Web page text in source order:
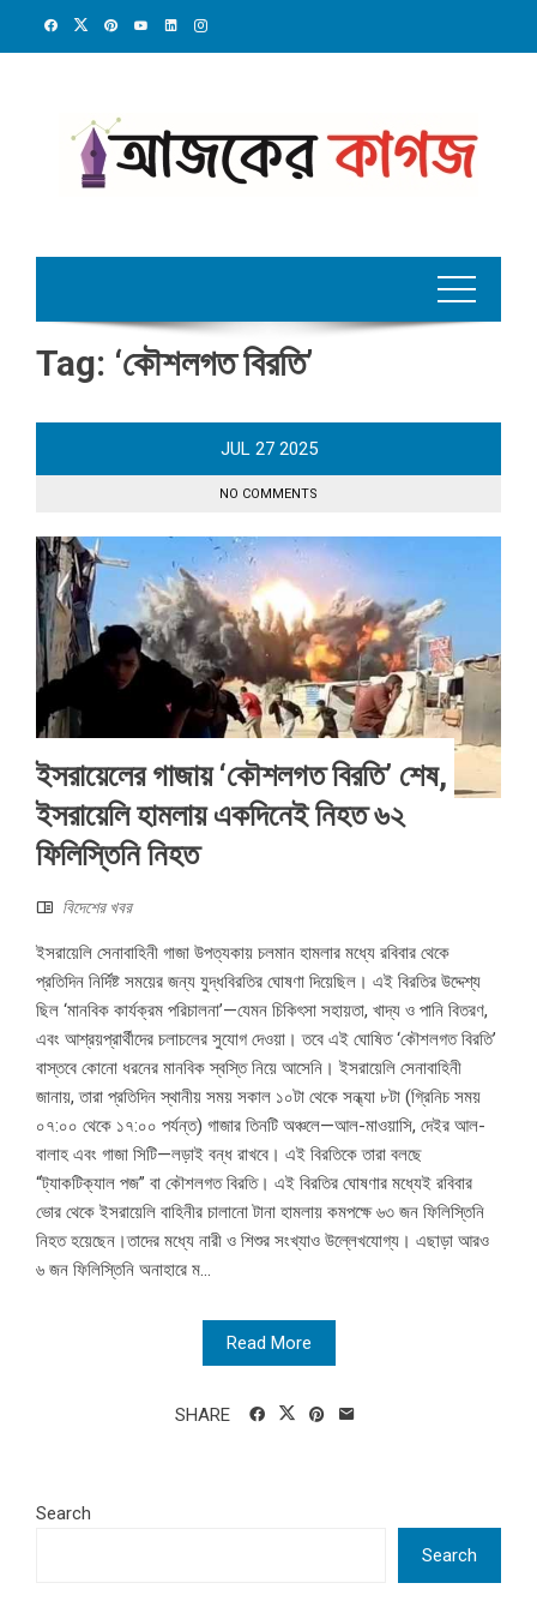
Tag: ‘কৌশলগত বিরতি’
JUL 27 2025
NO COMMENTS
ইসরায়েলের গাজায় ‘কৌশলগত বিরতি’ শেষ,
ইসরায়েলি হামলায় একদিনেই নিহত ৬২
ফিলিস্তিনি নিহত
বিদেশের খবর
ইসরায়েলি সেনাবাহিনী গাজা উপত্যকায় চলমান হামলার মধ্যে রবিবার থেকে
প্রতিদিন নির্দিষ্ট সময়ের জন্য যুদ্ধবিরতির ঘোষণা দিয়েছিল। এই বিরতির উদ্দেশ্য
ছিল ‘মানবিক কার্যক্রম পরিচালনা’—যেমন চিকিৎসা সহায়তা, খাদ্য ও পানি বিতরণ,
এবং আশ্রয়প্রার্থীদের চলাচলের সুযোগ দেওয়া। তবে এই ঘোষিত ‘কৌশলগত বিরতি’
বাস্তবে কোনো ধরনের মানবিক স্বস্তি নিয়ে আসেনি। ইসরায়েলি সেনাবাহিনী
জানায়, তারা প্রতিদিন স্থানীয় সময় সকাল ১০টা থেকে সন্ধ্যা ৮টা (গ্রিনিচ সময়
০৭:০০ থেকে ১৭:০০ পর্যন্ত) গাজার তিনটি অঞ্চলে—আল-মাওয়াসি, দেইর আল-
বালাহ এবং গাজা সিটি—লড়াই বন্ধ রাখবে। এই বিরতিকে তারা বলছে
“ট্যাকটিক্যাল পজ” বা কৌশলগত বিরতি। এই বিরতির ঘোষণার মধ্যেই রবিবার
ভোর থেকে ইসরায়েলি বাহিনীর চালানো টানা হামলায় কমপক্ষে ৬৩ জন ফিলিস্তিনি
নিহত হয়েছেন।তাদের মধ্যে নারী ও শিশুর সংখ্যাও উল্লেখযোগ্য। এছাড়া আরও
৬ জন ফিলিস্তিনি অনাহারে ম...
Read More
SHARE
Search
Search